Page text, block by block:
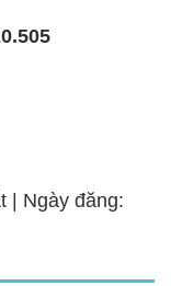
| Ngày đăng: